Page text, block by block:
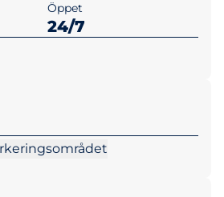
Öppet
24/7